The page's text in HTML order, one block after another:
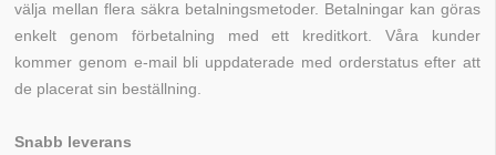
välja mellan flera säkra betalningsmetoder. Betalningar kan göras
enkelt genom förbetalning med ett kreditkort. Våra kunder
kommer genom e-mail bli uppdaterade med orderstatus efter att
de placerat sin beställning.
Snabb leverans